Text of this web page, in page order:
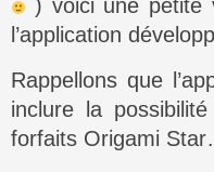
) voici une petite
l’application
Rappellons que
inclure la
forfaits Origami